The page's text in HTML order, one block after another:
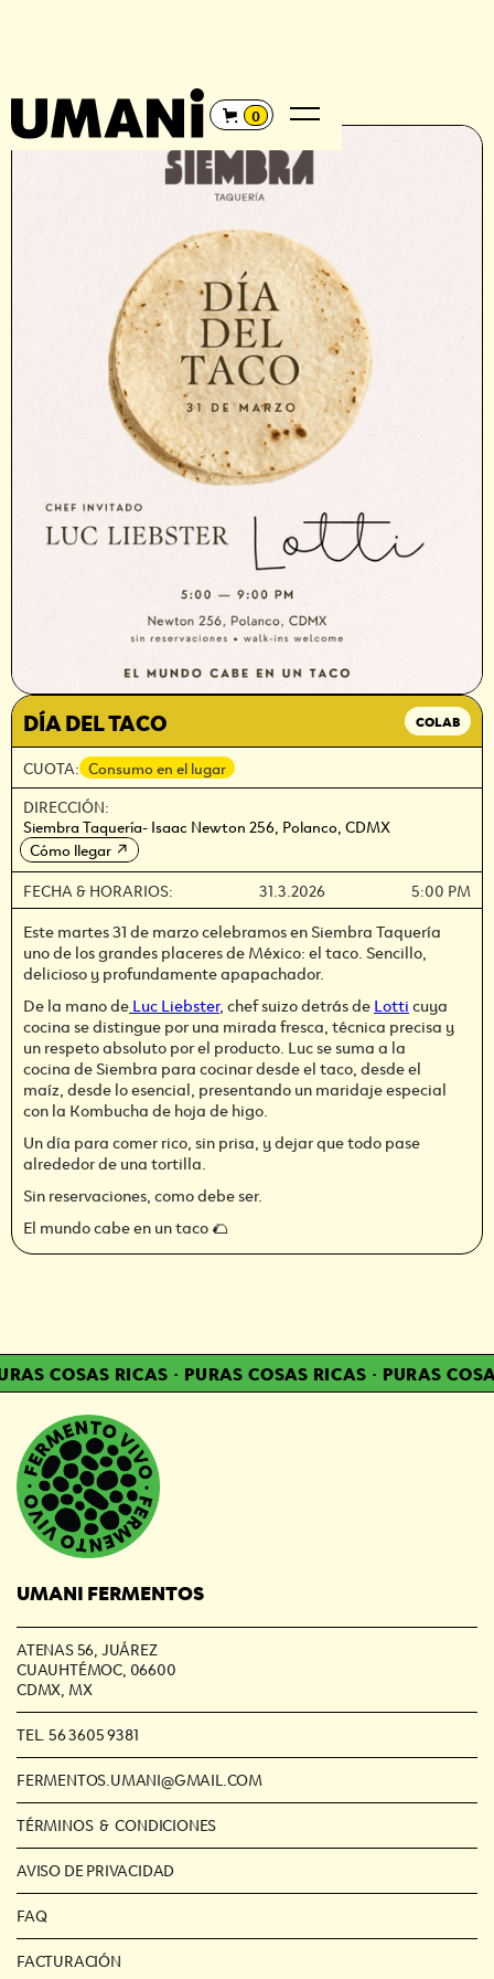
0
← REGRESAR
DÍA DEL TACO COLAB
CUOTA: Consumo en el lugar
DIRECCIÓN:
Siembra Taquería- Isaac Newton 256, Polanco, CDMX
Cómo llegar ↗
FECHA & HORARIOS: 31.3.2026 5:00 PM
Este martes 31 de marzo celebramos en Siembra Taquería
uno de los grandes placeres de México: el taco. Sencillo,
delicioso y profundamente apapachador.
De la mano deLuc Liebster, chef suizo detrás deLotticuya
cocina se distingue por una mirada fresca, técnica precisa y
un respeto absoluto por el producto. Luc se suma a la
cocina de Siembra para cocinar desde el taco, desde el
maíz, desde lo esencial, presentando un maridaje especial
con la Kombucha de hoja de higo.
Un día para comer rico, sin prisa, y dejar que todo pase
alrededor de una tortilla.
Sin reservaciones, como debe ser.
El mundo cabe en un taco 🌮
COSAS RICAS · PURAS COSAS RICAS · PURAS
UMANI FERMENTOS
ATENAS 56, JUÁREZ
CUAUHTÉMOC, 06600
CDMX, MX
TEL. 56 3605 9381
FERMENTOS.UMANI@GMAIL.COM
TÉRMINOS & CONDICIONES
AVISO DE PRIVACIDAD
FAQ
FACTURACIÓN